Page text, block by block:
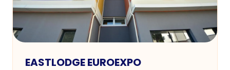
EASTLODGE EUROEXPO